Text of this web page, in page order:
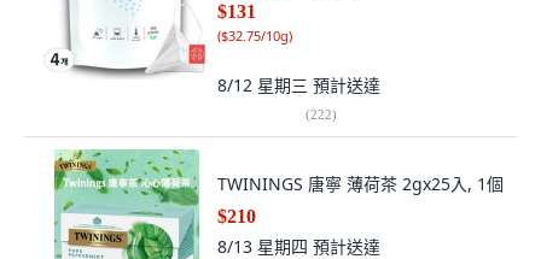
$131
($32.75/10g)
8/12 星期三 預計送達
(222)
TWININGS 唐寧 薄荷茶 2gx25入, 1個
$210
8/13 星期四 預計送達